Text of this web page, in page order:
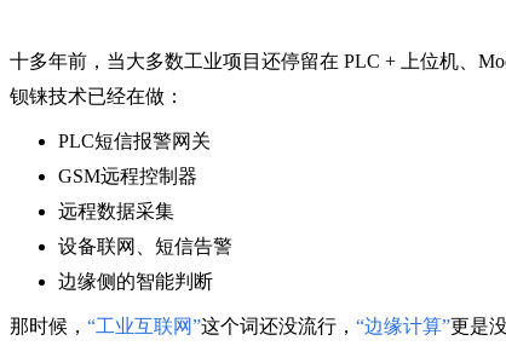
十多年前， 当大多数工业项目还停留在 PLC + 上位机、
钡铼技术已经在做：
PLC短信报警网关
GSM远程控制器
远程数据采集
设备联网、短信告警
边缘侧的智能判断
那时候， “工业互联网”这个词还没流行， “边缘计算”更是